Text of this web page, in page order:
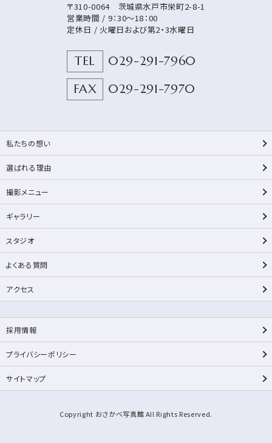
〒310-0064 茨城県水戸市栄町2-8-1
営業時間 / 9：30～18：00
定休日 / 火曜日および第2・3水曜日
TEL
029-291-7960
FAX
029-291-7970
私たちの想い
選ばれる理由
撮影メニュー
ギャラリー
スタジオ
よくある質問
アクセス
採用情報
プライバシーポリシー
サイトマップ
Copyright おさかべ写真館 All Rights Reserved.